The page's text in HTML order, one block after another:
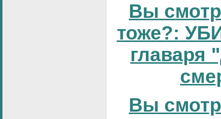
Вы
тоже?:
главаря
Вы